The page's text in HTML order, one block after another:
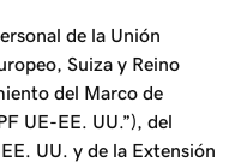
de la Unión
Suiza y Reino
del Marco de
UE-EE. UU.”), del
UU. y de la Extensión